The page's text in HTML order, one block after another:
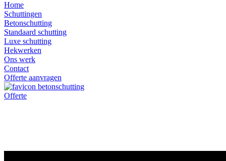
Home
Schuttingen
Betonschutting
Standaard schutting
Luxe schutting
Hekwerken
Ons werk
Contact
Offerte aanvragen
Offerte